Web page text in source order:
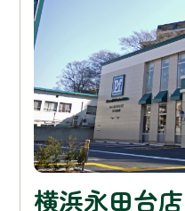
横浜永田台店